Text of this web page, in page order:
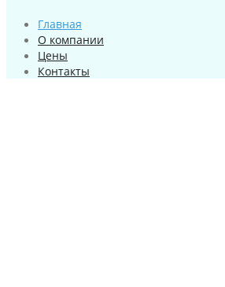
Главная
О компании
Цены
Контакты